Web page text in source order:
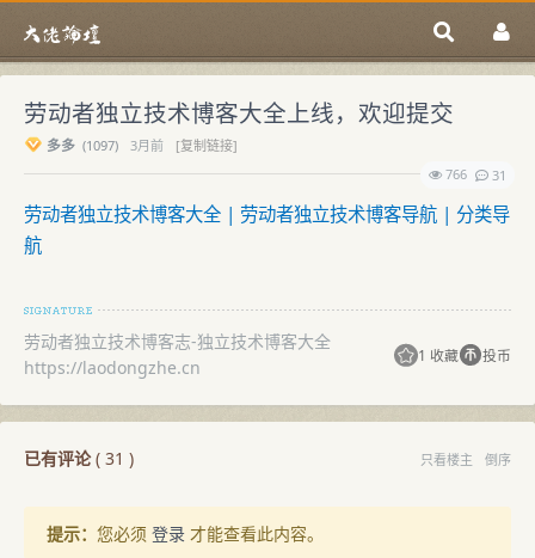
劳动者独立技术博客大全上线，欢迎提交
多多 (1097) 3月前
[复制链接]
766
31
劳动者独立技术博客大全 | 劳动者独立技术博客导航 | 分类导
航
劳动者独立技术博客志-独立技术博客大全
https://laodongzhe.cn
1 收藏 投币
已有评论( 31 ) 只看楼主 倒序
提示： 您必须 登录 才能查看此内容。